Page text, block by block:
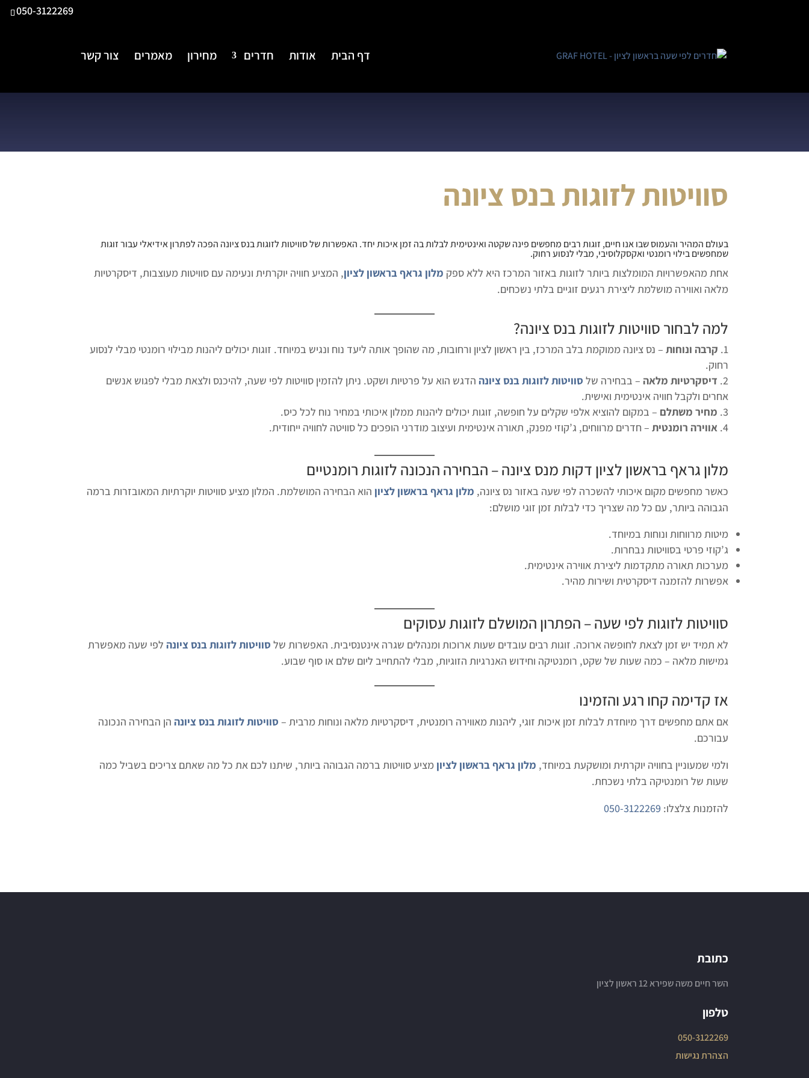
050-3122269
דף הבית אודות חדרים מחירון מאמרים צור קשר
סוויטות לזוגות בנס ציונה
בעולם המהיר והעמוס שבו אנו חיים, זוגות רבים מחפשים פינה שקטה ואינטימית לבלות בה זמן איכות יחד. האפשרות שלסוויטות לזוגות בנס ציונה הפכה לפתרון אידיאלי עבור זוגות
שמחפשים בילוי רומנטי ואקסקלוסיבי, מבלי לנסוע רחוק.
אחת מהאפשרויות המומלצות ביותר לזוגות באזור המרכז היא ללא ספק מלון גראף בראשון לציון, המציע חוויה יוקרתית ונעימה עם סוויטות מעוצבות, דיסקרטיות
מלאה ואווירה מושלמת ליצירת רגעים זוגיים בלתי נשכחים.
למה לבחור סוויטות לזוגות בנס ציונה?
קרבה ונוחות – נס ציונה ממוקמת בלב המרכז, בין ראשון לציון ורחובות, מה שהופך אותה ליעד נוח ונגיש במיוחד. זוגות יכולים ליהנות מבילוי רומנטי מבלי לנסוע
רחוק.
דיסקרטיות מלאה – בבחירה של סוויטות לזוגות בנס ציונה הדגש הוא על פרטיות ושקט. ניתן להזמין סוויטות לפי שעה, להיכנס ולצאת מבלי לפגוש אנשים
אחרים ולקבל חוויה אינטימית ואישית.
מחיר משתלם – במקום להוציא אלפי שקלים על חופשה, זוגות יכולים ליהנות ממלון איכותי במחיר נוח לכל כיס.
אווירה רומנטית – חדרים מרווחים, ג’קוזי מפנק, תאורה אינטימית ועיצוב מודרני הופכים כל סוויטה לחוויה ייחודית.
מלון גראף בראשון לציון דקות מנס ציונה – הבחירה הנכונה לזוגות רומנטיים
כאשר מחפשים מקום איכותי להשכרה לפי שעה באזור נס ציונה, מלון גראף בראשון לציון הוא הבחירה המושלמת. המלון מציע סוויטות יוקרתיות המאובזרות ברמה
הגבוהה ביותר, עם כל מה שצריך כדי לבלות זמן זוגי מושלם:
מיטות מרווחות ונוחות במיוחד.
ג’קוזי פרטי בסוויטות נבחרות.
מערכות תאורה מתקדמות ליצירת אווירה אינטימית.
אפשרות להזמנה דיסקרטית ושירות מהיר.
סוויטות לזוגות לפי שעה– הפתרון המושלם לזוגות עסוקים
לא תמיד יש זמן לצאת לחופשה ארוכה. זוגות רבים עובדים שעות ארוכות ומנהלים שגרה אינטנסיבית. האפשרות של סוויטות לזוגות בנס ציונה לפי שעה מאפשרת
גמישות מלאה – כמה שעות של שקט, רומנטיקה וחידוש האנרגיות הזוגיות, מבלי להתחייב ליום שלם או סוף שבוע.
אז קדימה קחו רגע והזמינו
אם אתם מחפשים דרך מיוחדת לבלות זמן איכות זוגי, ליהנות מאווירה רומנטית, דיסקרטיות מלאה ונוחות מרבית – סוויטות לזוגות בנס ציונה הן הבחירה הנכונה
עבורכם.
ולמי שמעוניין בחוויה יוקרתית ומושקעת במיוחד, מלון גראף בראשון לציון מציע סוויטות ברמה הגבוהה ביותר, שיתנו לכם את כל מה שאתם צריכים בשביל כמה
שעות של רומנטיקה בלתי נשכחת.
להזמנות צלצלו: 050-3122269
כתובת
השר חיים משה שפירא 12 ראשון לציון
טלפון
050-3122269
הצהרת נגישות